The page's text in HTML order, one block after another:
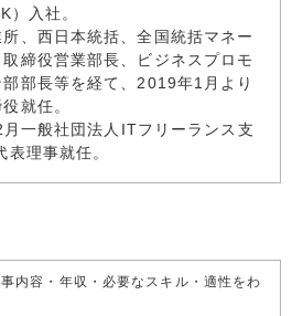
）入社。
所、西日本統括、全国統括マネー
取締役営業部長、ビジネスプロモ
部部長等を経て、2019年1月より
就任。
一般社団法人ITフリーランス支
表理事就任。
内容・年収・必要なスキル・適性をわ